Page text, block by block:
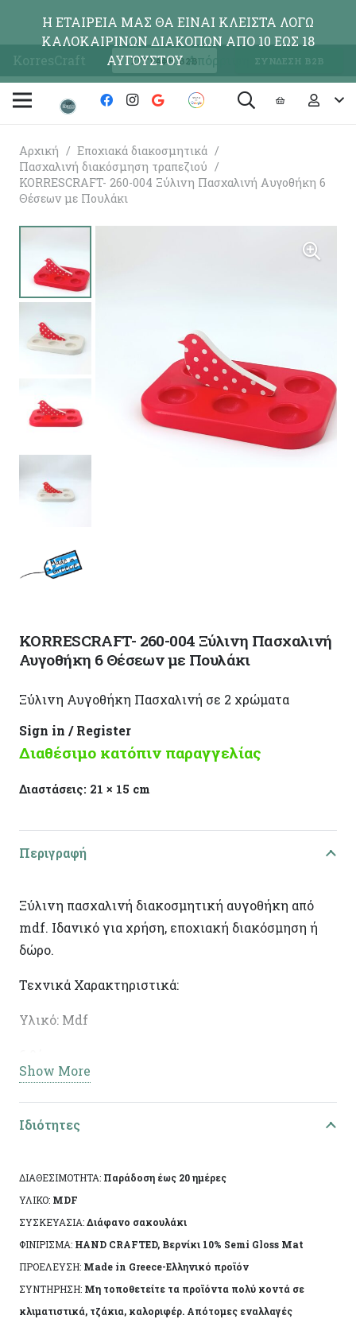
KorresCraft ΕΓΓΡΑΦΗ Β2Β ΣΥΝΔΕΣΗ Β2Β
Αρχική / Εποχιακά διακοσμητικά /
Πασχαλινή διακόσμηση τραπεζιού /
KORRESCRAFT- 260-004 Ξύλινη Πασχαλινή Αυγοθήκη 6
Θέσεων με Πουλάκι
KORRESCRAFT- 260-004 Ξύλινη Πασχαλινή
Αυγοθήκη 6 Θέσεων με Πουλάκι
Ξύλινη Αυγοθήκη Πασχαλινή σε 2 χρώματα
Sign in / Register
Διαθέσιμο κατόπιν παραγγελίας
Διαστάσεις: 21 × 15 cm
Περιγραφή
Ξύλινη πασχαλινή διακοσμητική αυγοθήκη από
mdf. Ιδανικό για χρήση, εποχιακή διακόσμηση ή
δώρο.
Τεχνικά Χαρακτηριστικά:
Υλικό: Mdf
Ειδικά χαρακτηριστικά: Χειροποίητη κατασκευή,
Το αντικείμενο ενδέχεται να φέρει ελάχιστες
αποκλίσεις ανά προϊόν λόγω της χειροποίητης
κατασκευής του. Made in Greece, by Korres Craft
Show More
Ιδιότητες
ΔΙΑΘΕΣΙΜΟΤΗΤΑ: Παράδοση έως 20 ημέρες
ΥΛΙΚΟ: MDF
ΣΥΣΚΕΥΑΣΙΑ:Διάφανο σακουλάκι
ΦΙΝΙΡΙΣΜΑ: HAND CRAFTED, Βερνίκι 10% Semi Gloss Mat
ΠΡΟΕΛΕΥΣΗ: Made in Greece-Ελληνικό προϊόν
ΣΥΝΤΗΡΗΣΗ: Μη τοποθετείτε τα προϊόντα πολύ κοντά σε
κλιματιστικά, τζάκια, καλοριφέρ. Απότομες εναλλαγές
Η ΕΤΑΙΡΕΙΑ ΜΑΣ ΘΑ ΕΙΝΑΙ ΚΛΕΙΣΤΑ ΛΟΓΩ
ΚΑΛΟΚΑΙΡΙΝΩΝ ΔΙΑΚΟΠΩΝ ΑΠΟ 10 ΕΩΣ 18
ΑΥΓΟΥΣΤΟΥΑπόρριψη